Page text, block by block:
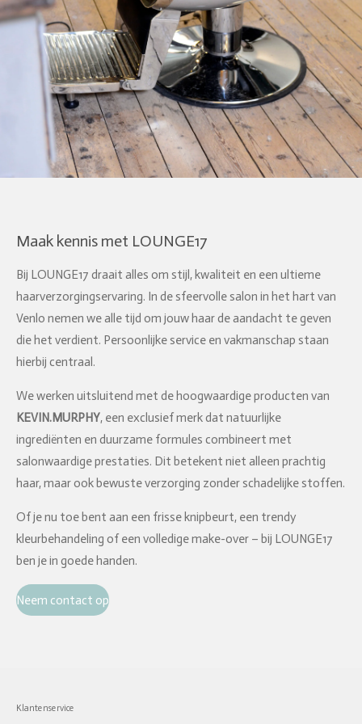
Maak kennis met LOUNGE17
Bij LOUNGE17 draait alles om stijl, kwaliteit en een ultieme
haarverzorgingservaring. In de sfeervolle salon in het hart van
Venlo nemen we alle tijd om jouw haar de aandacht te geven
die het verdient. Persoonlijke service en vakmanschap staan
hierbij centraal.
We werken uitsluitend met de hoogwaardige producten van
KEVIN.MURPHY, een exclusief merk dat natuurlijke
ingrediënten en duurzame formules combineert met
salonwaardige prestaties. Dit betekent niet alleen prachtig
haar, maar ook bewuste verzorging zonder schadelijke stoffen.
Of je nu toe bent aan een frisse knipbeurt, een trendy
kleurbehandeling of een volledige make-over – bij LOUNGE17
ben je in goede handen.
Neem contact op
Klantenservice